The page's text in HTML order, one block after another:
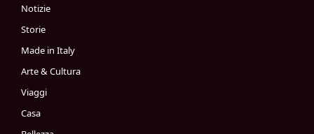
Notizie
Storie
Made in Italy
Arte & Cultura
Viaggi
Casa